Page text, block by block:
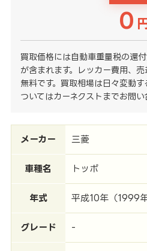
0 円
買取価格には自動車重量税の還
が含まれます。レッカー費用、
無料です。買取相場は日々変動
ついてはカーネクストまでお問い
メーカー 三菱
車種名 トッポ
年式 平成10年（1999年
グレード -